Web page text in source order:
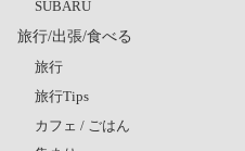
SUBARU
旅行/出張/食べる
旅行
旅行Tips
カフェ / ごはん